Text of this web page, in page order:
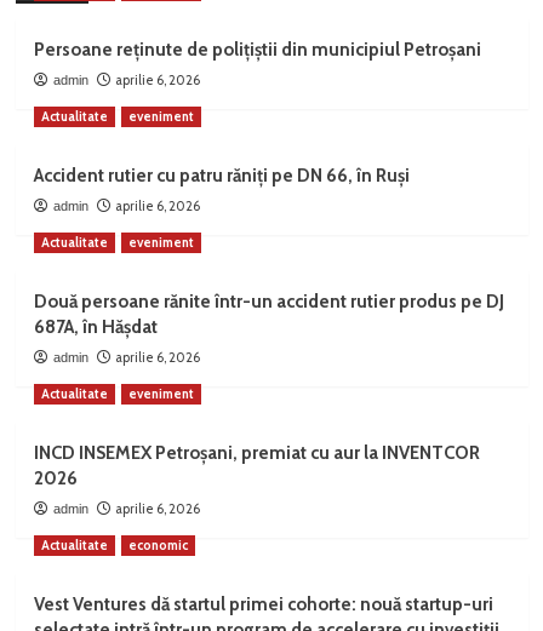
Persoane reținute de polițiștii din municipiul Petroșani
admin aprilie 6, 2026
Actualitate eveniment
Accident rutier cu patru răniți pe DN 66, în Ruși
admin aprilie 6, 2026
Actualitate eveniment
Două persoane rănite într-un accident rutier produs pe DJ
687A, în Hășdat
admin aprilie 6, 2026
Actualitate eveniment
INCD INSEMEX Petroșani, premiat cu aur la INVENTCOR
2026
admin aprilie 6, 2026
Actualitate economic
Vest Ventures dă startul primei cohorte: nouă startup-uri